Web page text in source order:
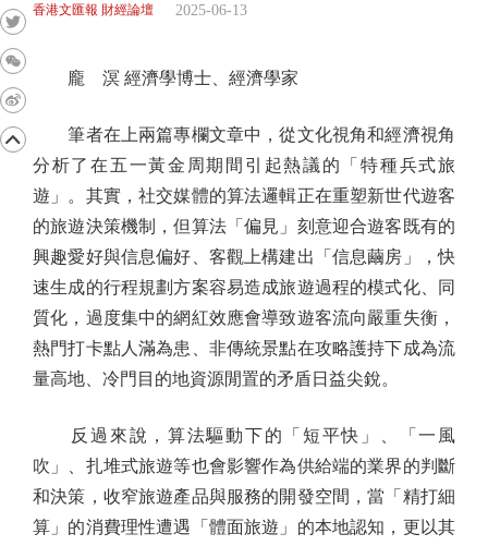
香港文匯報 財經論壇 2025-06-13
龐 溟 經濟學博士、經濟學家
筆者在上兩篇專欄文章中，從文化視角和經濟視角
分析了在五一黃金周期間引起熱議的「特種兵式旅
遊」。其實，社交媒體的算法邏輯正在重塑新世代遊客
的旅遊決策機制，但算法「偏見」刻意迎合遊客既有的
興趣愛好與信息偏好、客觀上構建出「信息繭房」，快
速生成的行程規劃方案容易造成旅遊過程的模式化、同
質化，過度集中的網紅效應會導致遊客流向嚴重失衡，
熱門打卡點人滿為患、非傳統景點在攻略護持下成為流
量高地、冷門目的地資源閒置的矛盾日益尖銳。
反過來說，算法驅動下的「短平快」、「一風
吹」、扎堆式旅遊等也會影響作為供給端的業界的判斷
和決策，收窄旅遊產品與服務的開發空間，當「精打細
算」的消費理性遭遇「體面旅遊」的本地認知，更以其